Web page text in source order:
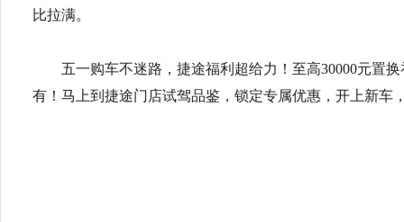
比拉满。
五一购车不迷路，捷途福利超给力！至高30000元置
有！马上到捷途门店试驾品鉴，锁定专属优惠，开上新车